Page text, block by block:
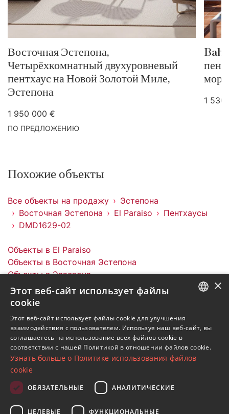
Восточная Эстепона,
Четырёхкомнатный двухуровневый
пентхаус на Новой Золотой Миле,
Эстепона
1 950 000 €
ПО ПРЕДЛОЖЕНИЮ
1 530
Похожие объекты
Все объекты на продажу
Эстепона
Восточная Эстепона
El Paraiso
Пентхаусы
DMD1629-02
Объекты в El Paraiso
Объекты в Восточная Эстепона
Объекты в Эстепона
Пентхаусы в El Paraiso
Подпишитесь на нашу рассылку
Получайте обновления о недвижимости, новостях
и образе жизни в Марбелье
SPANISH
FRENCH
×
Этот веб-сайт использует файлы
cookie
Этот веб-сайт использует файлы cookie для улучшения
взаимодействия с пользователем. Используя наш веб-сайт, вы
соглашаетесь на использование всех файлов cookie в
соответствии с нашей Политикой в ​​отношении файлов cookie.
Узнать больше о Политике использования файлов
cookie
ОБЯЗАТЕЛЬНЫЕ АНАЛИТИЧЕСКИЕ
ЦЕЛЕВЫЕ ФУНКЦИОНАЛЬНЫЕ